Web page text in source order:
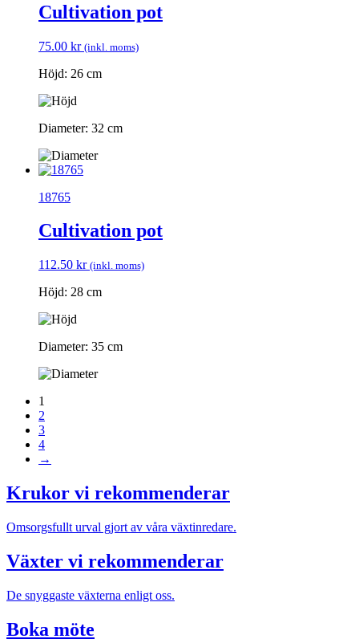
Cultivation pot
75.00 kr (inkl. moms)
Höjd: 26 cm
Diameter: 32 cm
18765
Cultivation pot
112.50 kr (inkl. moms)
Höjd: 28 cm
Diameter: 35 cm
1
2
3
4
→
Krukor vi rekommenderar
Omsorgsfullt urval gjort av våra växtinredare.
Växter vi rekommenderar
De snyggaste växterna enligt oss.
Boka möte